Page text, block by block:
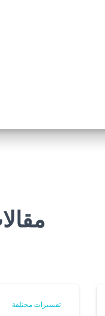
تفسيرات مختلفة